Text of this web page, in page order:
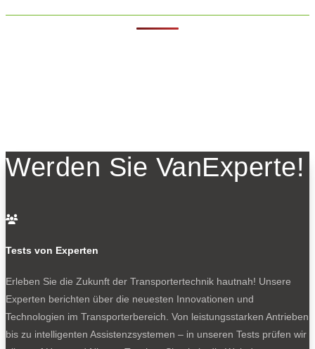
Werden Sie VanExperte!

Tests von Experten
Erleben Sie die Zukunft der Transportertechnik hautnah! Unsere
Experten berichten über die neuesten Innovationen und
Technologien im Transporterbereich. Von leistungsstarken Antrieben
bis zu intelligenten Assistenzsystemen – in unseren Tests prüfen wir